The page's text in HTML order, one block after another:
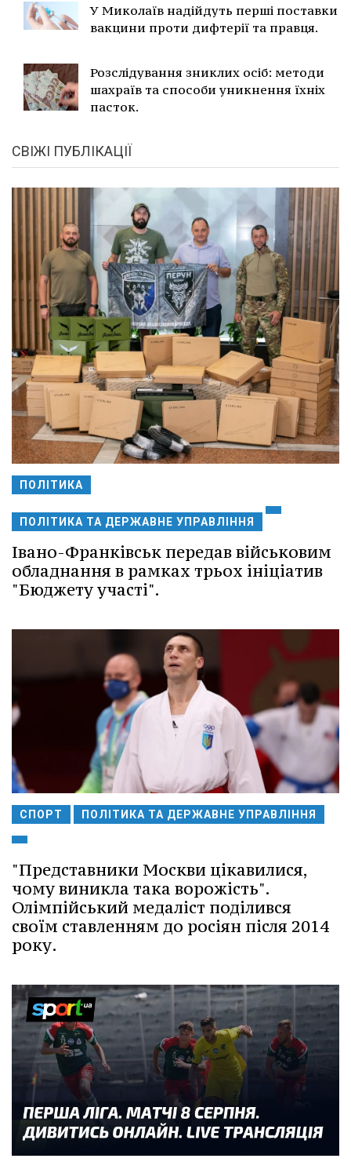
У Миколаїв надійдуть перші поставки
вакцини проти дифтерії та правця.
Розслідування зниклих осіб: методи
шахраїв та способи уникнення їхніх
пасток.
СВІЖІ ПУБЛІКАЦІЇ
ПОЛІТИКА
ПОЛІТИКА ТА ДЕРЖАВНЕ УПРАВЛІННЯ
Івано-Франківськ передав військовим
обладнання в рамках трьох ініціатив
"Бюджету участі".
СПОРТ ПОЛІТИКА ТА ДЕРЖАВНЕ УПРАВЛІННЯ
"Представники Москви цікавилися,
чому виникла така ворожість".
Олімпійський медаліст поділився
своїм ставленням до росіян після 2014
року.